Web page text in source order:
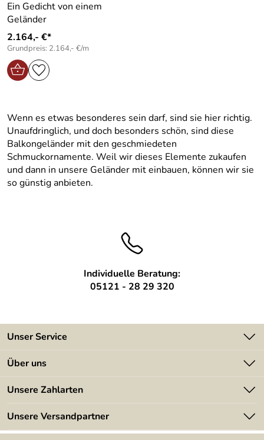
Ein Gedicht von einem
Geländer
2.164,- €*
Grundpreis: 2.164,- €/m
Wenn es etwas besonderes sein darf, sind sie hier richtig.
Unaufdringlich, und doch besonders schön, sind diese
Balkongeländer mit den geschmiedeten
Schmuckornamente. Weil wir dieses Elemente zukaufen
und dann in unsere Geländer mit einbauen, können wir sie
so günstig anbieten.
Individuelle Beratung:
05121 - 28 29 320
Unser Service
Kontakt
Kundeninformationen
Newsletter
Lieferbedingungen
Über uns
Angebote
Kundenbewertungen (394)
4,9/5
Unsere Zahlarten
Unsere Versandpartner